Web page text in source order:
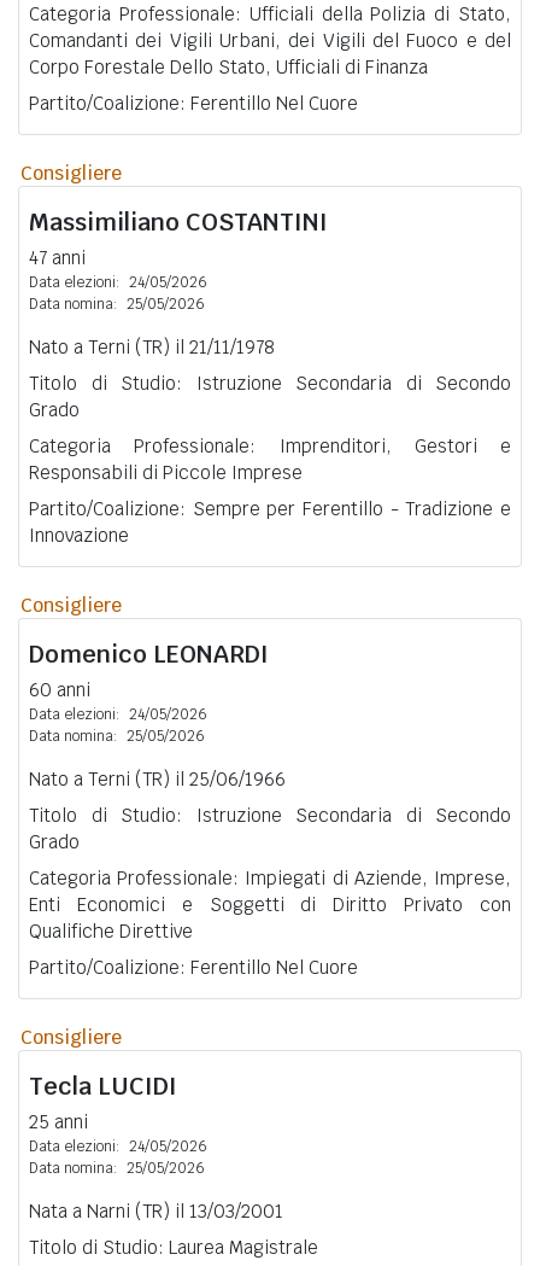
Categoria Professionale: Ufficiali della Polizia di Stato,
Comandanti dei Vigili Urbani, dei Vigili del Fuoco e del
Corpo Forestale Dello Stato, Ufficiali di Finanza
Partito/Coalizione: Ferentillo Nel Cuore
Consigliere
Massimiliano COSTANTINI
47 anni
Data elezioni: 24/05/2026
Data nomina: 25/05/2026
Nato a Terni (TR) il 21/11/1978
Titolo di Studio: Istruzione Secondaria di Secondo
Grado
Categoria Professionale: Imprenditori, Gestori e
Responsabili di Piccole Imprese
Partito/Coalizione: Sempre per Ferentillo - Tradizione e
Innovazione
Consigliere
Domenico LEONARDI
60 anni
Data elezioni: 24/05/2026
Data nomina: 25/05/2026
Nato a Terni (TR) il 25/06/1966
Titolo di Studio: Istruzione Secondaria di Secondo
Grado
Categoria Professionale: Impiegati di Aziende, Imprese,
Enti Economici e Soggetti di Diritto Privato con
Qualifiche Direttive
Partito/Coalizione: Ferentillo Nel Cuore
Consigliere
Tecla LUCIDI
25 anni
Data elezioni: 24/05/2026
Data nomina: 25/05/2026
Nata a Narni (TR) il 13/03/2001
Titolo di Studio: Laurea Magistrale